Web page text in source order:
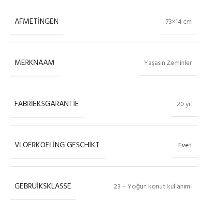
AFMETINGEN 73×14 cm
MERKNAAM Yaşasın Zeminler
FABRIEKSGARANTIE 20 yıl
VLOERKOELING GESCHIKT Evet
GEBRUIKSKLASSE 23 – Yoğun konut kullanımı